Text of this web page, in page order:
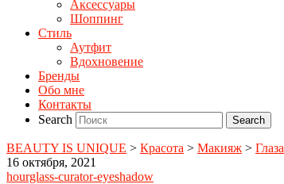
Аксессуары
Шоппинг
Стиль
Аутфит
Вдохновение
Бренды
Обо мне
Контакты
Search
BEAUTY IS UNIQUE > Красота > Макияж > Глаза
16 октября, 2021
hourglass-curator-eyeshadow